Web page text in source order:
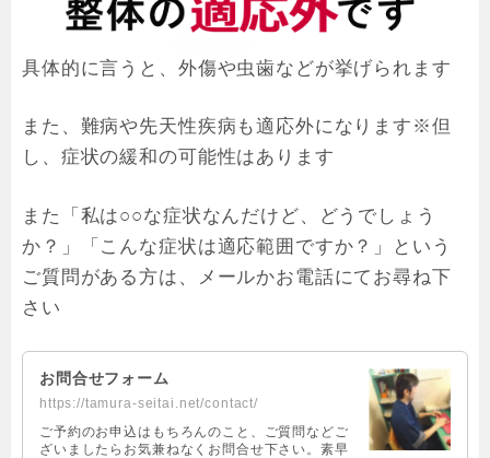
具体的に言うと、外傷や虫歯などが挙げられます
また、難病や先天性疾病も適応外になります※但
し、症状の緩和の可能性はあります
また「私は○○な症状なんだけど、どうでしょう
か？」「こんな症状は適応範囲ですか？」という
ご質問がある方は、メールかお電話にてお尋ね下
さい
お問合せフォーム
https://tamura-seitai.net/contact/
ご予約のお申込はもちろんのこと、ご質問などご
ざいましたらお気兼ねなくお問合せ下さい。素早